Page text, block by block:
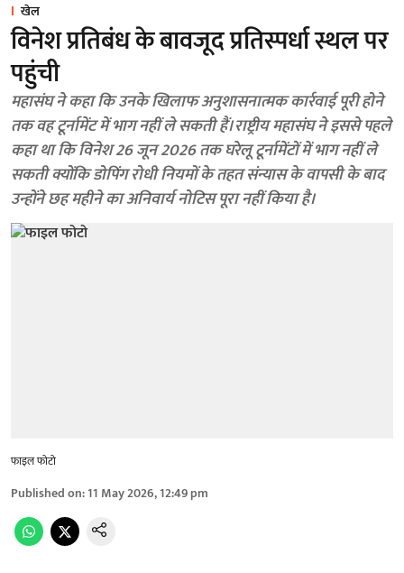
खेल
विनेश प्रतिबंध के बावजूद प्रतिस्पर्धा स्थल पर
पहुंची
महासंघ ने कहा कि उनके खिलाफ अनुशासनात्मक कार्रवाई पूरी होने
तक वह टूर्नामेंट में भाग नहीं ले सकती हैं। राष्ट्रीय महासंघ ने इससे पहले
कहा था कि विनेश 26 जून 2026 तक घरेलू टूर्नामेंटों में भाग नहीं ले
सकती क्योंकि डोपिंग रोधी नियमों के तहत संन्यास के वापसी के बाद
उन्होंने छह महीने का अनिवार्य नोटिस पूरा नहीं किया है।
फाइल फोटो
Published on:11 May 2026, 12:49 pm